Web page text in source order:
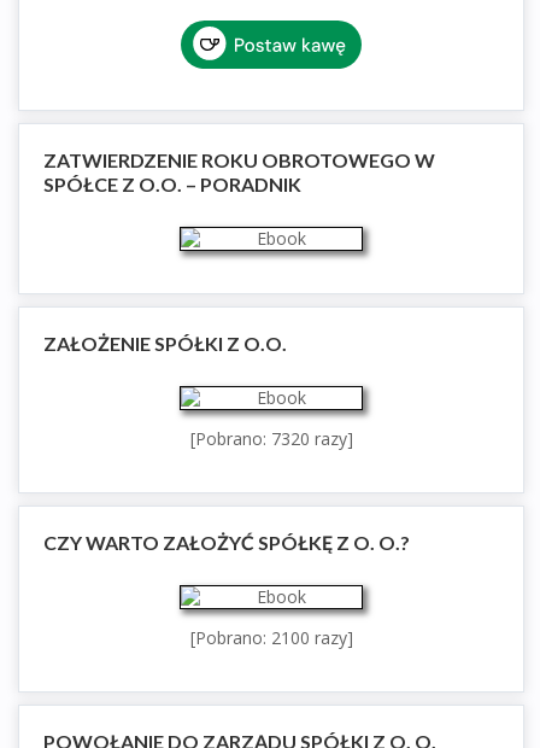
ZATWIERDZENIE ROKU OBROTOWEGO W
SPÓŁCE Z O.O. – PORADNIK
ZAŁOŻENIE SPÓŁKI Z O.O.
[Pobrano: 7320 razy]
CZY WARTO ZAŁOŻYĆ SPÓŁKĘ Z O. O.?
[Pobrano: 2100 razy]
POWOŁANIE DO ZARZĄDU SPÓŁKI Z O. O.